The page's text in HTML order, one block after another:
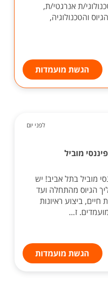
ת אנרגטי/ת,
והטכנולוגיה,
הגשת מועמדות
לפני יום
מוביל
מוביל בתל אביב! יש
הגיוס מהתחלה ועד
חיים, ביצוע ראיונות
ז...
הגשת מועמדות